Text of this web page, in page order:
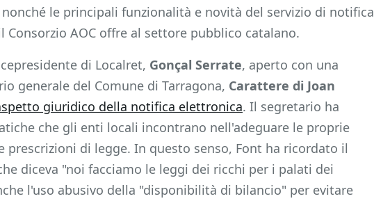
le principali funzionalità e novità del servizio di notifica
Consorzio AOC offre al settore pubblico catalano.
di Localret, Gonçal Serrate, aperto con una
generale del Comune di Tarragona, Carattere di Joan
giuridico della notifica elettronica. Il segretario ha
che gli enti locali incontrano nell'adeguare le proprie
prescrizioni di legge. In questo senso, Font ha ricordato il
diceva "noi facciamo le leggi dei ricchi per i palati dei
l'uso abusivo della "disponibilità di bilancio" per evitare